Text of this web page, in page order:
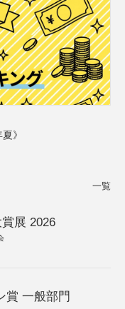
》
一覧
展 2026
賞 一般部門